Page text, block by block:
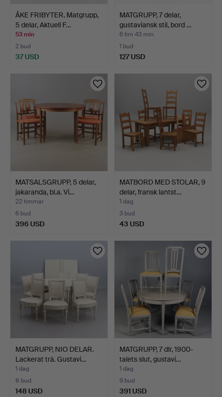
ÅKE FRIBYTER. Matgrupp,
5 delar, Aktuell F…
53 min
2 bud
37 USD
MATGRUPP, 7 delar,
gustaviansk stil, bord …
6 tim 43 min
1 bud
127 USD
MATSALSGRUPP, 5 delar,
jakaranda, bl.a. Vi…
22 timmar
6 bud
396 USD
MATBORD MED STOLAR, 9
delar, fransk lantst…
1 dag
3 bud
43 USD
MATGRUPP, NIO DELAR.
Lackerat trä. Gustavi…
1 dag
8 bud
148 USD
MATGRUPP, 7 dlr, 1900-
talets slut, gustavi…
1 dag
9 bud
391 USD